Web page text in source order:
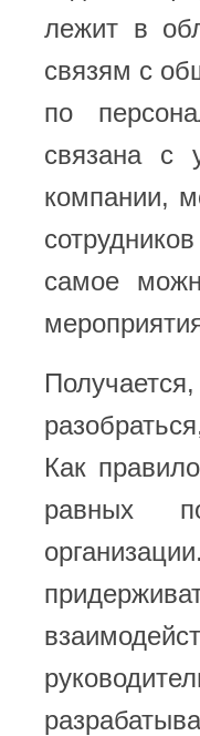
лежит в
связям с
по
связана с
компании,
самое
Как
равных